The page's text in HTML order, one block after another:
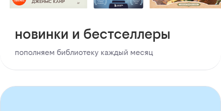
новинки и бестселлеры
пополняем библиотеку каждый месяц